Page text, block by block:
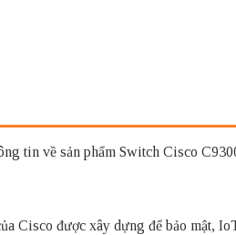
tin về sản phẩm Switch Cisco
Cisco được xây dựng để bảo mật,